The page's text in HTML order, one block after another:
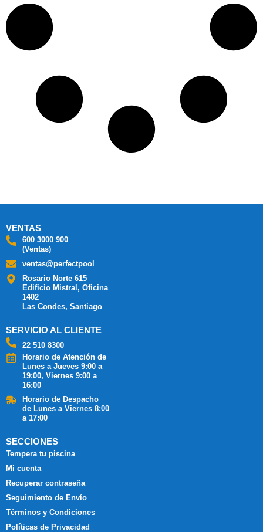
VENTAS
600 3000 900
(Ventas)
ventas@perfectpool
Rosario Norte 615
Edificio Mistral, Oficina
1402
Las Condes, Santiago
SERVICIO AL CLIENTE
22 510 8300
Horario de Atención de
Lunes a Jueves 9:00 a
19:00, Viernes 9:00 a
16:00
Horario de Despacho
de Lunes a Viernes 8:00
a 17:00
SECCIONES
Tempera tu piscina
Mi cuenta
Recuperar contraseña
Seguimiento de Envío
Términos y Condiciones
Políticas de Privacidad